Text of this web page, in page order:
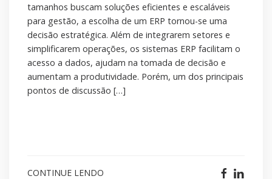
tamanhos buscam soluções eficientes e escaláveis
para gestão, a escolha de um ERP tornou-se uma
decisão estratégica. Além de integrarem setores e
simplificarem operações, os sistemas ERP facilitam o
acesso a dados, ajudam na tomada de decisão e
aumentam a produtividade. Porém, um dos principais
pontos de discussão […]
CONTINUE LENDO